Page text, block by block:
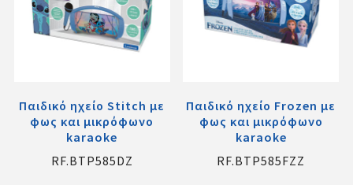
Παιδικό ηχείο Stitch με
φως και μικρόφωνο
karaoke
RF.BTP585DZ
Παιδικό ηχείο Frozen με
φως και μικρόφωνο
karaoke
RF.BTP585FZZ